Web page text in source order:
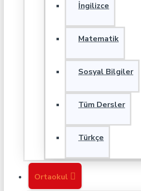
İngilizce
Matematik
Sosyal Bilgiler
Tüm Dersler
Türkçe
Ortaokul